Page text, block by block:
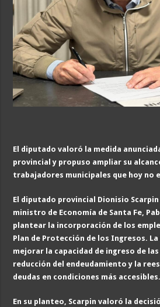
El diputado valoró la medida
provincial y propuso ampliar su
trabajadores municipales que hoy no
El diputado provincial Dionisio
ministro de Economía de Santa Fe,
plantear la incorporación de los
Plan de Protección de los Ingresos.
mejorar la capacidad de ingreso de
reducción del endeudamiento y la
deudas en condiciones más accesibles.
En su planteo, Scarpin valoró la